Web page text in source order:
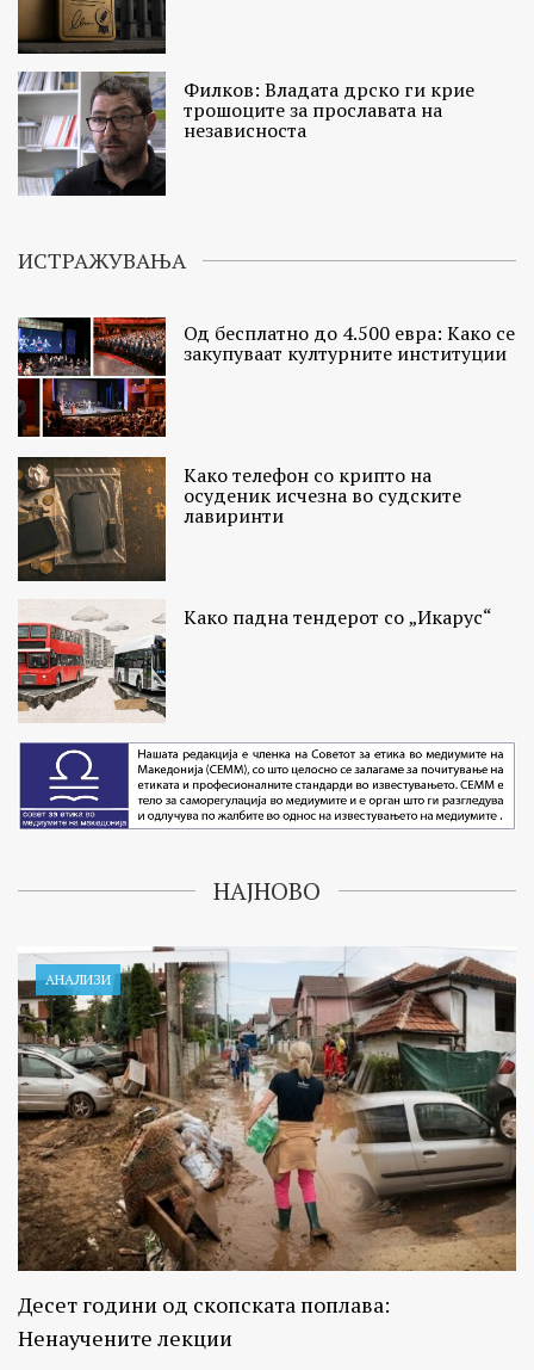
Филков: Владата дрско ги крие
трошоците за прославата на
независноста
ИСТРАЖУВАЊА
Од бесплатно до 4.500 евра: Како се
закупуваат културните институции
Како телефон со крипто на
осуденик исчезна во судските
лавиринти
Како падна тендерот со „Икарус“
НАЈНОВО
АНАЛИЗИ
Десет години од скопската поплава:
Ненаучените лекции